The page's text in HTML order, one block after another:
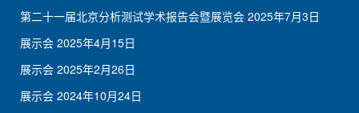
第二十一届北京分析测试学术报告会暨展览会 2025年7月3日
展示会 2025年4月15日
展示会 2025年2月26日
展示会 2024年10月24日